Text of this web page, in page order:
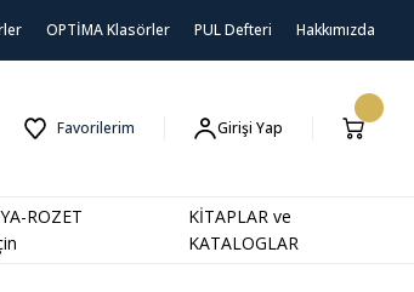
OPTİMA Klasörler PUL Defteri Hakkımızda
Favorilerim Girişi Yap
ROZET
KİTAPLAR ve
KATALOGLAR